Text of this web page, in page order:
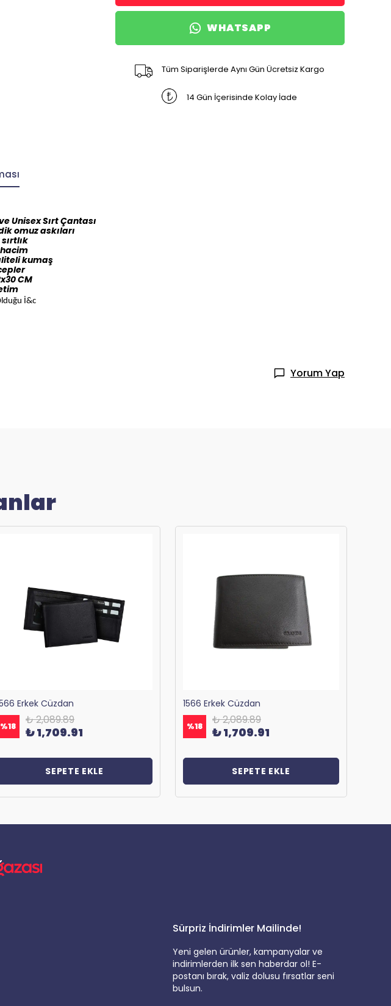
WHATSAPP
Tüm Siparişlerde Aynı Gün Ücretsiz Kargo
14 Gün İçerisinde Kolay İade
Unisex Sırt Çantası
omuz askıları
kumaş
CM
İ&c
Yorum Yap
Erkek Cüzdan
%18 ₺ 2,089.89
₺ 1,709.91
SEPETE EKLE
1566 Erkek Cüzdan
%18 ₺ 2,089.89
₺ 1,709.91
SEPETE EKLE
Sürpriz İndirimler Mailinde!
Yeni gelen ürünler, kampanyalar ve
indirimlerden ilk sen haberdar ol! E-
postanı bırak, valiz dolusu fırsatlar seni
bulsun.